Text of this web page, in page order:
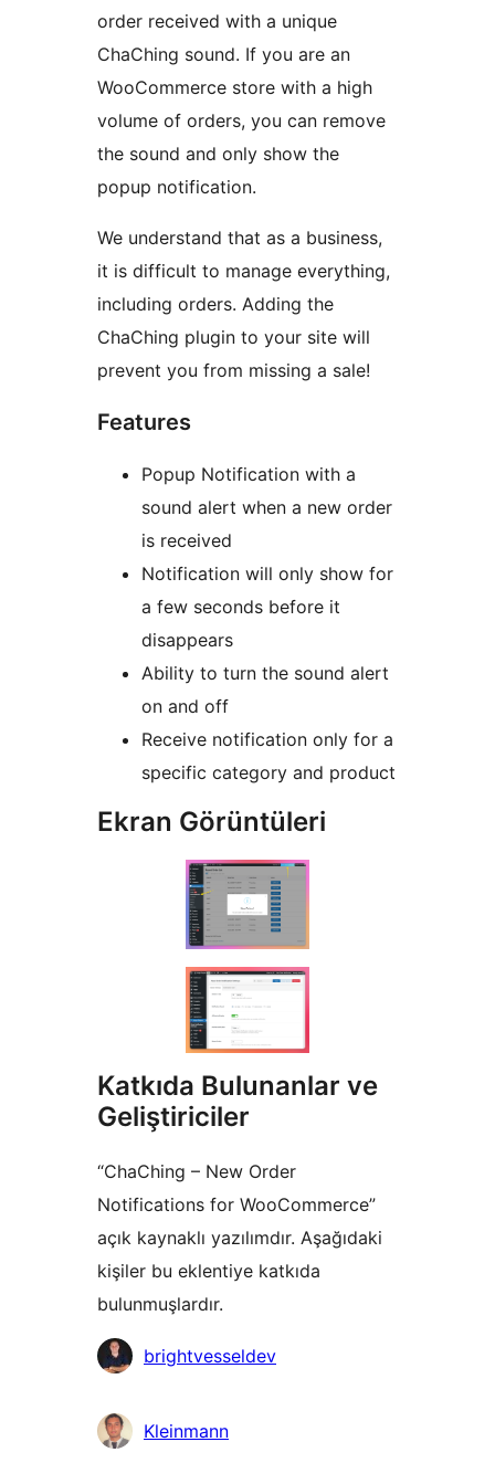
order received with a unique
ChaChing sound. If you are an
WooCommerce store with a high
volume of orders, you can remove
the sound and only show the
popup notification.
We understand that as a business,
it is difficult to manage everything,
including orders. Adding the
ChaChing plugin to your site will
prevent you from missing a sale!
Features
Popup Notification with a
sound alert when a new order
is received
Notification will only show for
a few seconds before it
disappears
Ability to turn the sound alert
on and off
Receive notification only for a
specific category and product
Ekran Görüntüleri
Katkıda Bulunanlar ve
Geliştiriciler
“ChaChing – New Order
Notifications for WooCommerce”
açık kaynaklı yazılımdır. Aşağıdaki
kişiler bu eklentiye katkıda
bulunmuşlardır.
Katkıdabrightvesseldev
Kleinmann